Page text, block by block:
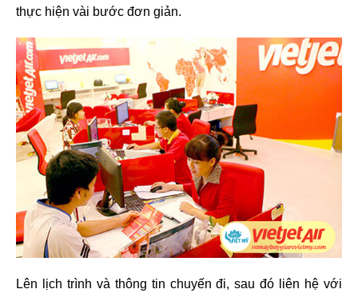
thực hiện vài bước đơn giản.
Lên lịch trình và thông tin chuyến đi, sau đó liên hệ với